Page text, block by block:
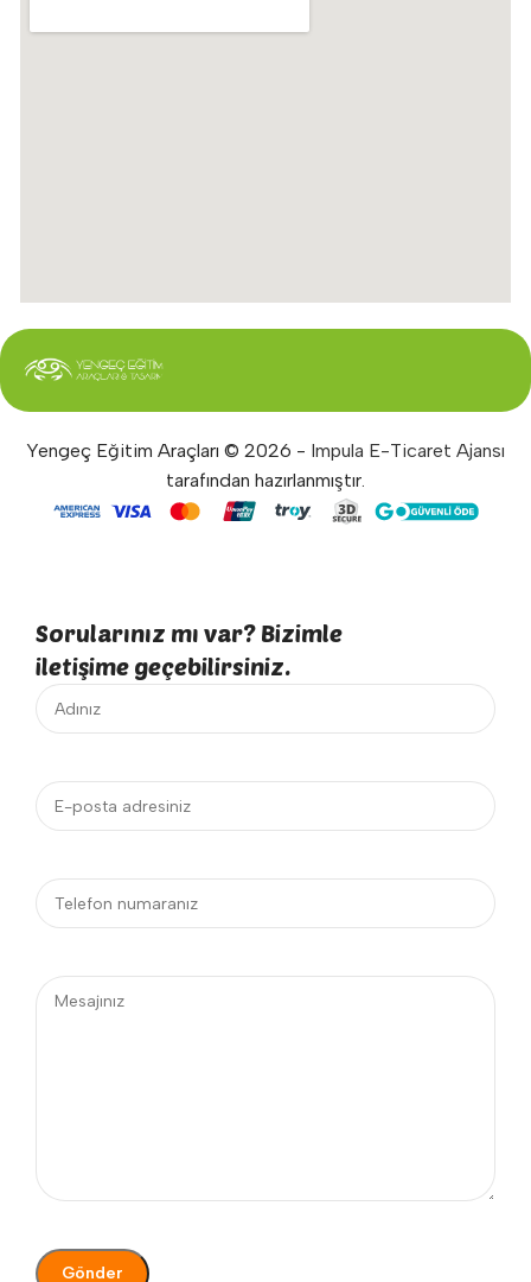
Yengeç Eğitim Araçları © 2026 - Impula E-Ticaret Ajansı
tarafından hazırlanmıştır.
Sorularınız mı var? Bizimle
iletişime geçebilirsiniz.